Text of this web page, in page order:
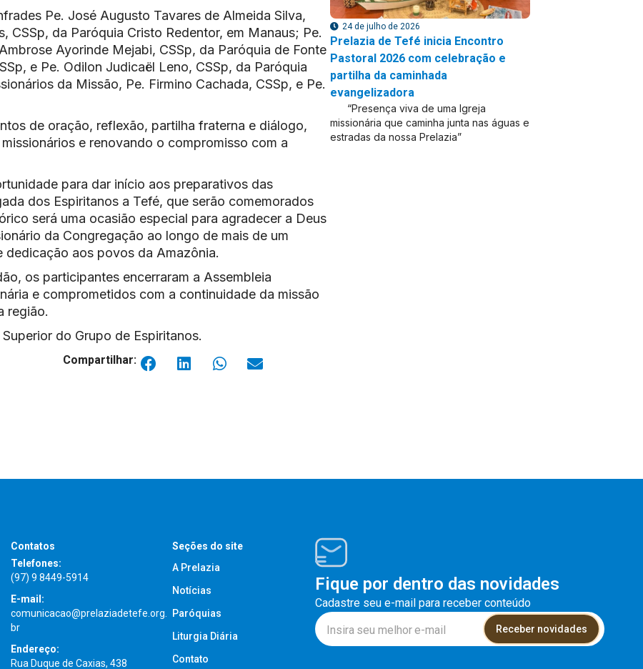
Pe. José Augusto Tavares de Almeida Silva,
CSSp, da Paróquia Cristo Redentor, em Manaus; Pe.
Ayorinde Mejabi, CSSp, da Paróquia de Fonte
e Pe. Odilon Judicaël Leno, CSSp, da Paróquia
da Missão, Pe. Firmino Cachada, CSSp, e Pe.
de oração, reflexão, partilha fraterna e diálogo,
e renovando o compromisso com a
para dar início aos preparativos das
dos Espiritanos a Tefé, que serão comemorados
será uma ocasião especial para agradecer a Deus
da Congregação ao longo de mais de um
aos povos da Amazônia.
os participantes encerraram a Assembleia
e comprometidos com a continuidade da missão
região.
do Grupo de Espiritanos.
Compartilhar:
24 de julho de 2026
Prelazia de Tefé inicia Encontro
Pastoral 2026 com celebração e
partilha da caminhada
evangelizadora
“Presença viva de uma Igreja
missionária que caminha junta nas águas e
estradas da nossa Prelazia”
Contatos
Telefones:
(97) 9 8449-5914
E-mail:
comunicacao@prelaziadetefe.org.
br
Endereço:
Rua Duque de Caxias, 438
Seções do site
A Prelazia
Notícias
Paróquias
Liturgia Diária
Contato
Fique por dentro das novidades
Cadastre seu e-mail para receber conteúdo